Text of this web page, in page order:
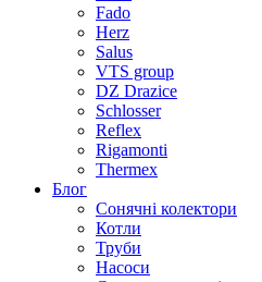
Fado
Herz
Salus
VTS group
DZ Drazice
Schlosser
Reflex
Rigamonti
Thermex
Блог
Сонячні колектори
Котли
Труби
Насоси